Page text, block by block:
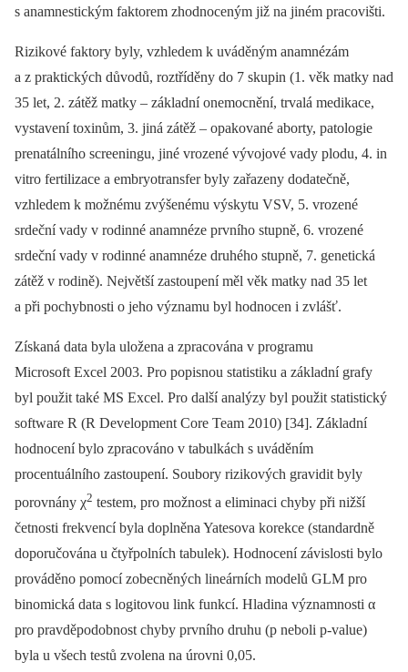
s anamnestickým faktorem zhodnoceným již na jiném pracovišti.
Rizikové faktory byly, vzhledem k uváděným anamnézám
a z praktických důvodů, roztříděny do 7 skupin (1. věk matky nad
35 let, 2. zátěž matky –⁠ základní onemocnění, trvalá medikace,
vystavení toxinům, 3. jiná zátěž –⁠ opakované aborty, patologie
prenatálního screeningu, jiné vrozené vývojové vady plodu, 4. in
vitro fertilizace a embryotransfer byly zařazeny dodatečně,
vzhledem k možnému zvýšenému výskytu VSV, 5. vrozené
srdeční vady v rodinné anamnéze prvního stupně, 6. vrozené
srdeční vady v rodinné anamnéze druhého stupně, 7. genetická
zátěž v rodině). Největší zastoupení měl věk matky nad 35 let
a při pochybnosti o jeho významu byl hodnocen i zvlášť.
Získaná data byla uložena a zpracována v programu
Microsoft Excel 2003. Pro popisnou statistiku a základní grafy
byl použit také MS Excel. Pro další analýzy byl použit statistický
software R (R Development Core Team 2010) [34]. Základní
hodnocení bylo zpracováno v tabulkách s uváděním
procentuálního zastoupení. Soubory rizikových gravidit byly
porovnány χ2 testem, pro možnost a eliminaci chyby při nižší
četnosti frekvencí byla doplněna Yatesova korekce (standardně
doporučována u čtyřpolních tabulek). Hodnocení závislosti bylo
prováděno pomocí zobecněných lineárních modelů GLM pro
binomická data s logitovou link funkcí. Hladina významnosti α
pro pravděpodobnost chyby prvního druhu (p neboli p-value)
byla u všech testů zvolena na úrovni 0,05.